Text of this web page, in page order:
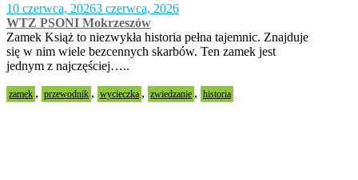
10 czerwca, 20263 czerwca, 2026
WTZ PSONI Mokrzeszów
Zamek Książ to niezwykła historia pełna tajemnic. Znajduje
się w nim wiele bezcennych skarbów. Ten zamek jest
jednym z najczęściej…..
zamek , przewodnik , wycieczka , zwiedzanie , historia